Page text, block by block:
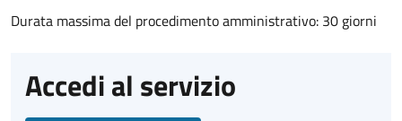
Durata massima del procedimento amministrativo: 30 giorni
Accedi al servizio